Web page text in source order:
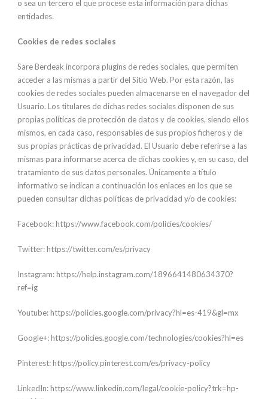
o sea un tercero el que procese esta información para dichas
entidades.
Cookies de redes sociales
Sare Berdeak incorpora plugins de redes sociales, que permiten
acceder a las mismas a partir del Sitio Web. Por esta razón, las
cookies de redes sociales pueden almacenarse en el navegador del
Usuario. Los titulares de dichas redes sociales disponen de sus
propias políticas de protección de datos y de cookies, siendo ellos
mismos, en cada caso, responsables de sus propios ficheros y de
sus propias prácticas de privacidad. El Usuario debe referirse a las
mismas para informarse acerca de dichas cookies y, en su caso, del
tratamiento de sus datos personales. Únicamente a título
informativo se indican a continuación los enlaces en los que se
pueden consultar dichas políticas de privacidad y/o de cookies:
Facebook: https://www.facebook.com/policies/cookies/
Twitter: https://twitter.com/es/privacy
Instagram: https://help.instagram.com/1896641480634370?
ref=ig
Youtube: https://policies.google.com/privacy?hl=es-419&gl=mx
Google+: https://policies.google.com/technologies/cookies?hl=es
Pinterest: https://policy.pinterest.com/es/privacy-policy
LinkedIn: https://www.linkedin.com/legal/cookie-policy?trk=hp-